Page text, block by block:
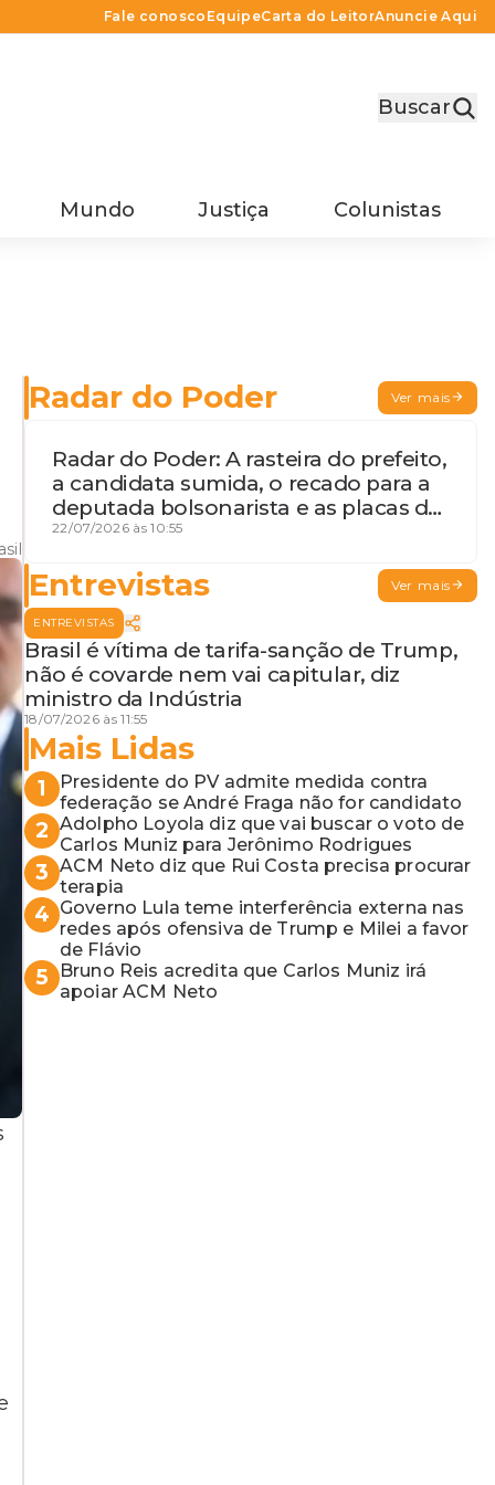
Fale conosco EquipeCarta do LeitorAnuncie Aqui
Buscar
Mundo Justiça Colunistas
Radar do Poder Ver mais
Radar do Poder: A rasteira do prefeito,
a candidata sumida, o recado para a
deputada bolsonarista e as placas da
discórdia
22/07/2026 às 10:55
Entrevistas Ver mais
ENTREVISTAS
Brasil é vítima de tarifa-sanção de Trump,
não é covarde nem vai capitular, diz
ministro da Indústria
18/07/2026 às 11:55
Mais Lidas
1
Presidente do PV admite medida contra
federação se André Fraga não for candidato
2 Adolpho Loyola diz que vai buscar o voto de
Carlos Muniz para Jerônimo Rodrigues
3 ACM Neto diz que Rui Costa precisa procurar
terapia
4 Governo Lula teme interferência externa nas
redes após ofensiva de Trump e Milei a favor
de Flávio
5
Bruno Reis acredita que Carlos Muniz irá
apoiar ACM Neto